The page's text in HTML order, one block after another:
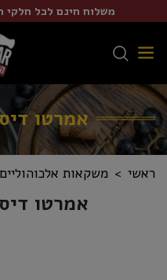
משלוח חינם לכל חלקי
אמרטו
ראשי משקאות אלכוהוליים
אמרטו